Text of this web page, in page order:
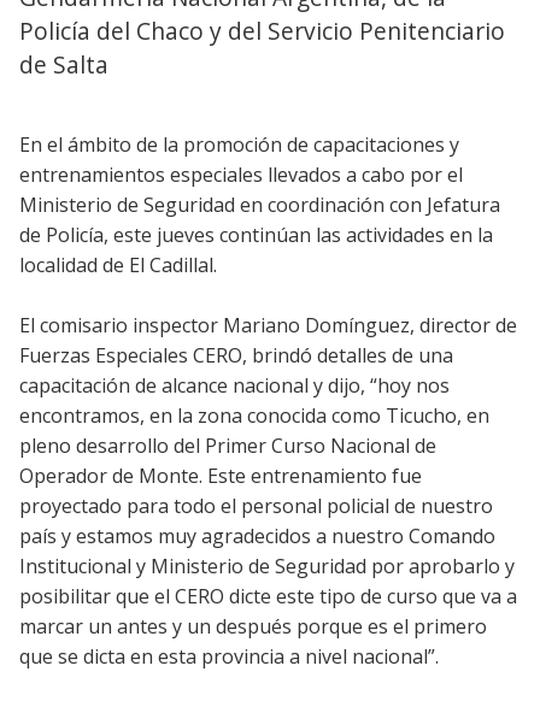
Policía del Chaco y del Servicio Penitenciario
de Salta
En el ámbito de la promoción de capacitaciones y
entrenamientos especiales llevados a cabo por el
Ministerio de Seguridad en coordinación con Jefatura
de Policía, este jueves continúan las actividades en la
localidad de El Cadillal.
El comisario inspector Mariano Domínguez, director de
Fuerzas Especiales CERO, brindó detalles de una
capacitación de alcance nacional y dijo, “hoy nos
encontramos, en la zona conocida como Ticucho, en
pleno desarrollo del Primer Curso Nacional de
Operador de Monte. Este entrenamiento fue
proyectado para todo el personal policial de nuestro
país y estamos muy agradecidos a nuestro Comando
Institucional y Ministerio de Seguridad por aprobarlo y
posibilitar que el CERO dicte este tipo de curso que va a
marcar un antes y un después porque es el primero
que se dicta en esta provincia a nivel nacional”.